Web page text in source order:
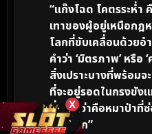
X
“แก๊งโฉด โคตรระห่ำ
เทาของผู้อยู่เหนือกฎ
โลกที่ขับเคลื่อนด้วยอ
คำว่า ‘มิตรภาพ’ หรือ
สิ่งเปราะบางที่พร้อม
ที่จะอยู่รอดในกรงขัง
ที่สุด ทว่าคือหมาป่าที่
ต่างหาก”